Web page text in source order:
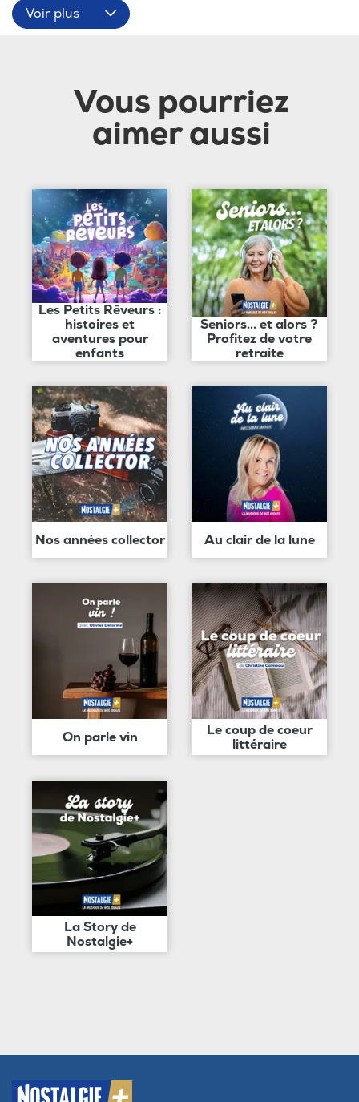
Voir plus
Vous pourriez
aimer aussi
Les Petits Rêveurs :
histoires et
aventures pour
enfants
Seniors... et alors ?
Profitez de votre
retraite
Nos années collector Au clair de la lune
On parle vin
Le coup de coeur
littéraire
La Story de
Nostalgie+